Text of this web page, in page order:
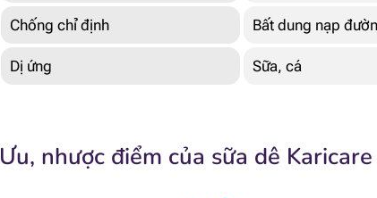
Chống chỉ định Bất dung nạp
Dị ứng Sữa, cá
Ưu, nhược điểm của sữa dê